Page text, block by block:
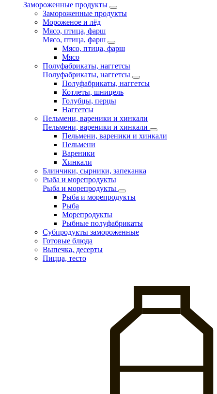
Замороженные продукты
Замороженные продукты
Мороженое и лёд
Мясо, птица, фарш
Мясо, птица, фарш
Мясо, птица, фарш
Мясо
Полуфабрикаты, наггетсы
Полуфабрикаты, наггетсы
Полуфабрикаты, наггетсы
Котлеты, шницель
Голубцы, перцы
Наггетсы
Пельмени, вареники и хинкали
Пельмени, вареники и хинкали
Пельмени, вареники и хинкали
Пельмени
Вареники
Хинкали
Блинчики, сырники, запеканка
Рыба и морепродукты
Рыба и морепродукты
Рыба и морепродукты
Рыба
Морепродукты
Рыбные полуфабрикаты
Субпродукты замороженные
Готовые блюда
Выпечка, десерты
Пицца, тесто